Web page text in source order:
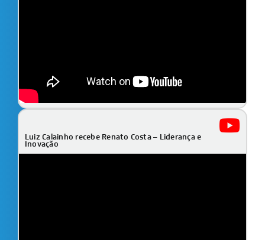
Luiz Calainho recebe Renato Costa – Liderança e
Inovação